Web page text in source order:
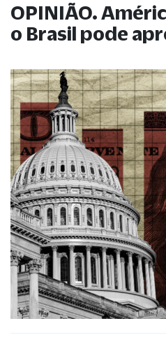
OPINIÃO.
o Brasil pode